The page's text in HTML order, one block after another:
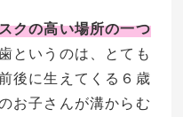
クの高い場所の一つ
というのは、とても
後に生えてくる６歳
お子さんが溝からむ